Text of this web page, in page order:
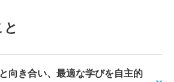
向き合い、最適な学びを自主的